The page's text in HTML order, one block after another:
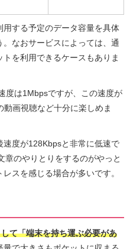
する予定のデータ容量を具体
なおサービスによっては、通
を利用できるケースもありま
度は1Mbpsですが、この速度が
画視聴など十分に楽しめま
度が128Kbpsと非常に低速で
章のやりとりをするのがやっと
スを感じる場合が多いです。
て「端末を持ち運ぶ必要があ